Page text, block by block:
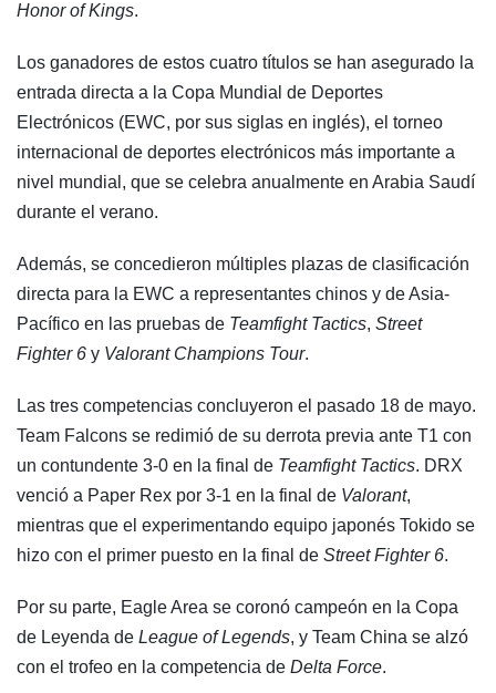
Honor of Kings.
Los ganadores de estos cuatro títulos se han asegurado la
entrada directa a la Copa Mundial de Deportes
Electrónicos (EWC, por sus siglas en inglés), el torneo
internacional de deportes electrónicos más importante a
nivel mundial, que se celebra anualmente en Arabia Saudí
durante el verano.
Además, se concedieron múltiples plazas de clasificación
directa para la EWC a representantes chinos y de Asia-
Pacífico en las pruebas de Teamfight Tactics, Street
Fighter 6 y Valorant Champions Tour.
Las tres competencias concluyeron el pasado 18 de mayo.
Team Falcons se redimió de su derrota previa ante T1 con
un contundente 3-0 en la final de Teamfight Tactics. DRX
venció a Paper Rex por 3-1 en la final de Valorant,
mientras que el experimentando equipo japonés Tokido se
hizo con el primer puesto en la final de Street Fighter 6.
Por su parte, Eagle Area se coronó campeón en la Copa
de Leyenda de League of Legends, y Team China se alzó
con el trofeo en la competencia de Delta Force.